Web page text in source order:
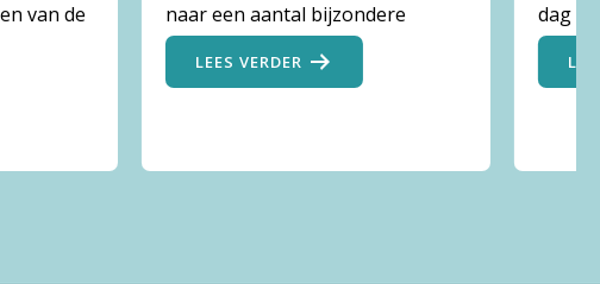
van de
naar een aantal bijzondere
LEES VERDER
dag